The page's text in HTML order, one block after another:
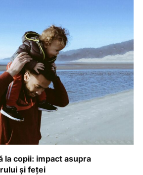
la copii: impact asupra
și feței